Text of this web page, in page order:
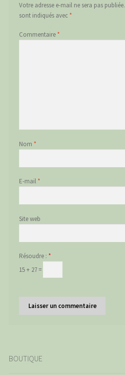
Votre adresse e-mail ne sera pas publiée.
sont indiqués avec *
Commentaire *
Nom *
E-mail *
Site web
Résoudre : *
15 + 27 =
BOUTIQUE